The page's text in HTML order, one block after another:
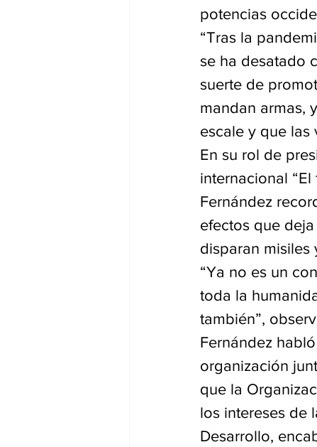
potencias
“Tras la
se ha desatado
suerte de
mandan armas,
escale y que las
En su rol de
internacional
Fernández
efectos que
disparan misiles
“Ya no es un
toda la
también”,
Fernández
organización
que la
los intereses de
Desarrollo,